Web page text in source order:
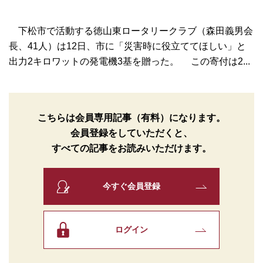
下松市で活動する徳山東ロータリークラブ（森田義男会
長、41人）は12日、市に「災害時に役立ててほしい」と
出力2キロワットの発電機3基を贈った。 この寄付は2...
こちらは会員専用記事（有料）になります。
会員登録をしていただくと、
すべての記事をお読みいただけます。
今すぐ会員登録
ログイン